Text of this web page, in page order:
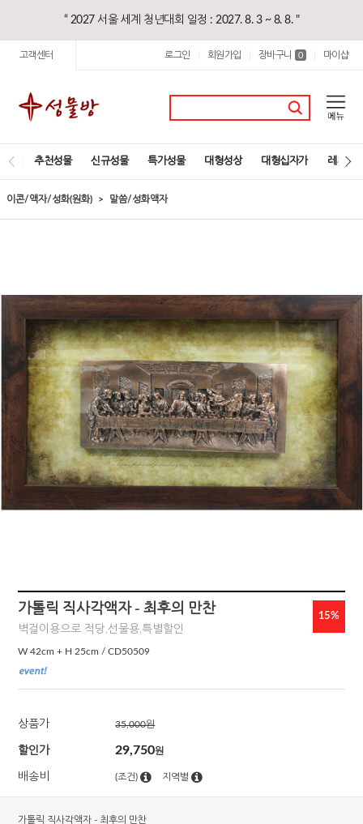
“ 2027 서울 세계 청년대회 일정 : 2027. 8. 3 ~ 8. 8. "
고객센터 로그인 회원가입 장바구니 0 마이샵
추천성물 신규성물 특가성물 대형성상 대형십자가 레지오
이콘/액자/성화(원화) 말씀/성화액자
가톨릭 직사각액자 - 최후의 만찬
벽걸이용으로 적당,선물용,특별할인
W 42cm + H 25cm / CD50509
15%
상품가 35,000원
할인가 29,750원
배송비 (조건) 지역별
가톨릭 직사각액자 - 최후의 만찬